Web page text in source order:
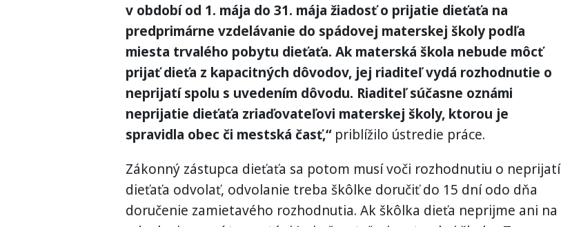
v období od 1. mája do 31. mája žiadosť o prijatie dieťaťa na
predprimárne vzdelávanie do spádovej materskej školy podľa
miesta trvalého pobytu dieťaťa. Ak materská škola nebude môcť
prijať dieťa z kapacitných dôvodov, jej riaditeľ vydá rozhodnutie o
neprijatí spolu s uvedením dôvodu. Riaditeľ súčasne oznámi
neprijatie dieťaťa zriaďovateľovi materskej školy, ktorou je
spravidla obec či mestská časť,“priblížilo ústredie práce.
Zákonný zástupca dieťaťa sa potom musí voči rozhodnutiu o neprijatí
dieťaťa odvolať, odvolanie treba škôlke doručiť do 15 dní odo dňa
doručenie zamietavého rozhodnutia. Ak škôlka dieťa neprijme ani na